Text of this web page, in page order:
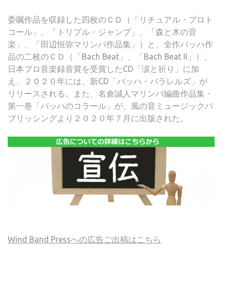
委嘱作品を収録した四枚のＣＤ（「リチュアル・プロト
コール」、「トリプル・ジャンプ」、「森と木の音
楽」、「田辺恒弥マリンバ作品集」）と、全作バッハ作
品の二枚のＣＤ（「Bach Beat」、「Bach Beat II」）、
日本プロ音楽録音賞を受賞したCD「涙と祈り」に加
え、２０２０年には、新CD「バッハ・パラレルズ」が
リリースされる。また、名倉誠人マリンバ編曲作品集・
第一巻「バッハのコラール」が、風の音ミュージックパ
ブリッシングより２０２０年７月に出版された。
Wind Band Pressへの広告ご出稿はこちら